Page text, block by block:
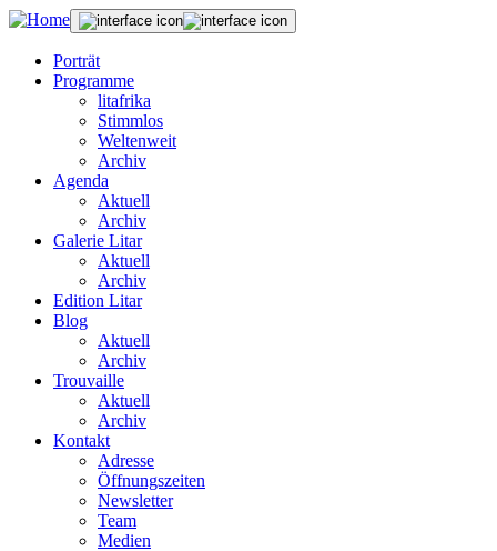
Porträt
Programme
litafrika
Stimmlos
Weltenweit
Archiv
Agenda
Aktuell
Archiv
Galerie Litar
Aktuell
Archiv
Edition Litar
Blog
Aktuell
Archiv
Trouvaille
Aktuell
Archiv
Kontakt
Adresse
Öffnungszeiten
Newsletter
Team
Medien